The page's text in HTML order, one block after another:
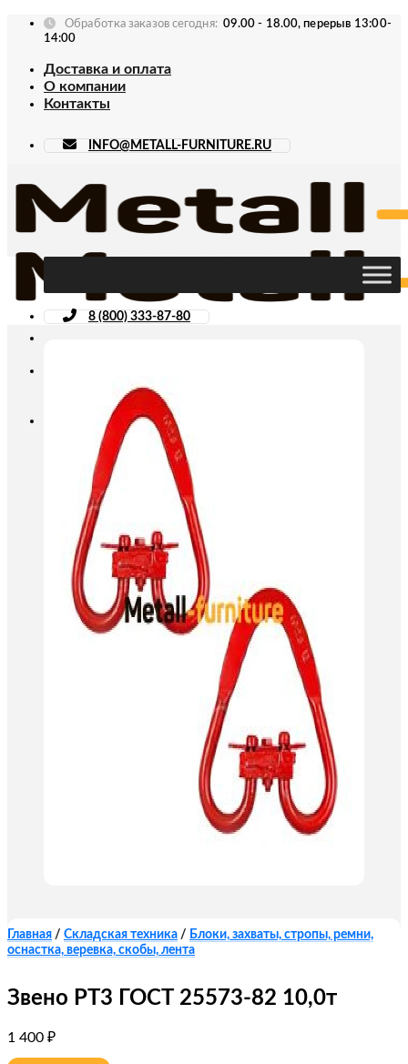
Skip
Обработка заказов сегодня: 09.00 - 18.00, перерыв 13:00-
14:00
Доставка и оплата
О компании
Контакты
INFO@METALL-FURNITURE.RU
8 (800) 333-87-80
Главная / Складская техника / Блоки, захваты, стропы, ремни,
оснастка, веревка, скобы, лента
Звено РТ3 ГОСТ 25573-82 10,0т
1 400 ₽